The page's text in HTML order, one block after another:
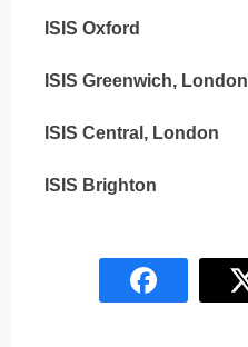
ISIS Oxford
ISIS Greenwich, London
ISIS Central, London
ISIS Brighton